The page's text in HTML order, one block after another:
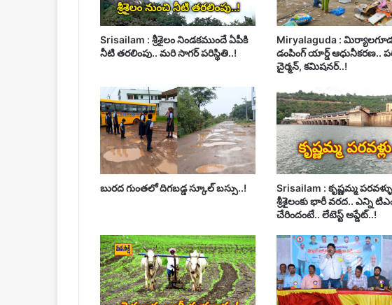
Srisailam : శ్రీశైలం నిండకముందే ఏపీకి
నీటి తరలింపు.. మరి సాగర్ పరిస్థితి..!
Miryalaguda :
డంపింగ్ యార్డ్ ఆధునీకరణ..
చైర్మన్, కమిషనర్..!
బురద గుంతలో దిగబడ్డ స్కూల్ బస్సు..!
Srisailam : కృష్ణమ్మ
శ్రీశైలంకు భారీ వరద.. ఎన్ని
చేరిందంటే.. లేటెస్ట్ అప్డేట్..!